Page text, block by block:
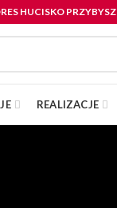
HUCISKO
REALIZACJE